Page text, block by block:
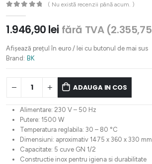
( Nu există recenzii până acum. )
1.946,90 lei fără TVA (2.355,75
Afișează prețul în euro / lei cu butonul de mai sus
Brand: BK
ADAUGA IN COS
Alimentare: 230 V – 50 Hz
Putere: 1500 W
Temperatura reglabila: 30 – 80 °C
Dimensiuni: aproximativ 1475 x 360 x 330 mm
Capacitate: 5 cuve GN 1/2
Constructie inox pentru igiena si durabilitate